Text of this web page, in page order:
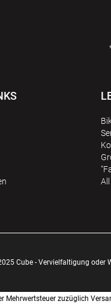
Cube - Vervielfaltigung oder
Mehrwertsteuer zuzüglich